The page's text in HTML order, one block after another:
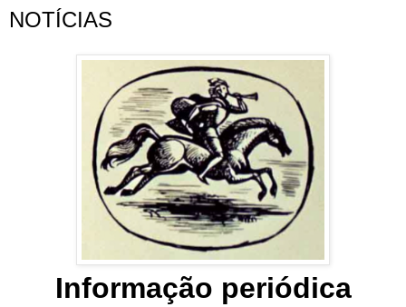
NOTÍCIAS
Informação periódica